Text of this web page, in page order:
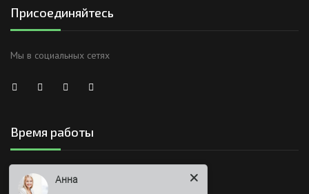
Присоединяйтесь
Мы в социальных сетях
Время работы
Работаем без обеда и выходных
Анна